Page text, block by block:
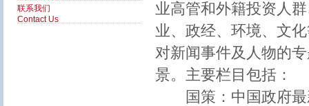
联系我们
Contact Us
业高管和外籍投资人
业、政经、环境、文
对新闻事件及人物的
景。主要栏目包括：
国策：中国政府最